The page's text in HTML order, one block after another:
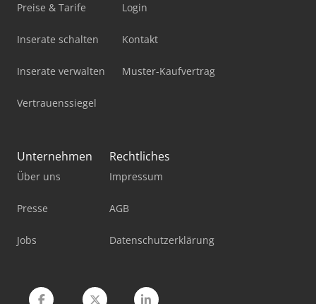
Preise & Tarife
Inserate schalten
Inserate verwalten
Vertrauenssiegel
Login
Kontakt
Muster-Kaufvertrag
Unternehmen
Über uns
Presse
Jobs
Rechtliches
Impressum
AGB
Datenschutzerklärung